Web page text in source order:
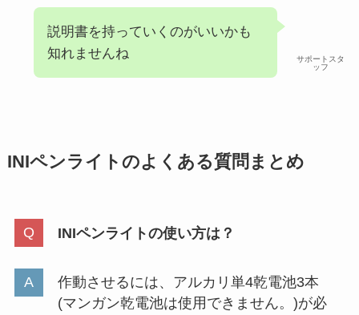
サポートスタ
ッフ
説明書を持っていくのがいいかも
知れませんね
INIペンライトのよくある質問まとめ
INIペンライトの使い方は？
作動させるには、アルカリ単4乾電池3本
(マンガン乾電池は使用できません。)が必